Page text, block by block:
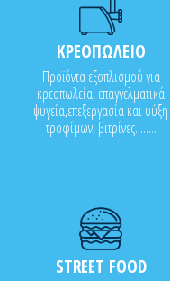
ΚΡΕΟΠΩΛΕΙΟ
Προϊόντα εξοπλισμού για
κρεοπωλεία, επαγγελματικά
ψυγεία,επεξεργασία και ψύξη
τροφίμων, βιτρίνες........
STREET FOOD